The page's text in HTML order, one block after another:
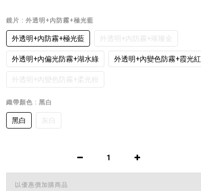
鏡片 : 外透明+內防霧+極光藍
外透明+內防霧+極光藍 外透明+內防霧+璀璨金
外透明+內偏光防霧+湖水綠 外透明+內變色防霧+霞光紅
外透明+內變色防霧+柔光粉
織帶顏色 : 黑白
黑白 灰白
以優惠價加購商品